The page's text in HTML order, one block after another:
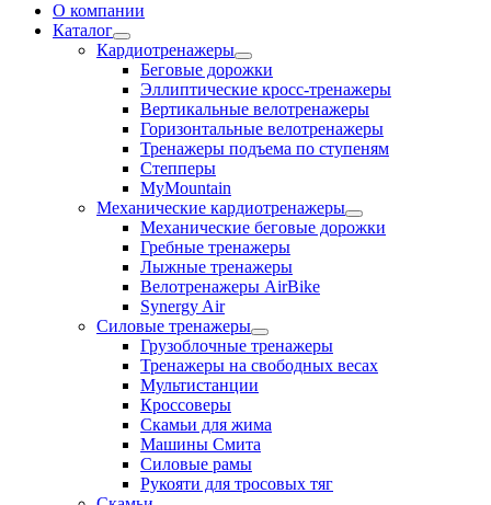
О компании
Каталог
Кардиотренажеры
Беговые дорожки
Эллиптические кросс-тренажеры
Вертикальные велотренажеры
Горизонтальные велотренажеры
Тренажеры подъема по ступеням
Степперы
MyMountain
Механические кардиотренажеры
Механические беговые дорожки
Гребные тренажеры
Лыжные тренажеры
Велотренажеры AirBike
Synergy Air
Силовые тренажеры
Грузоблочные тренажеры
Тренажеры на свободных весах
Мультистанции
Кроссоверы
Скамьи для жима
Машины Смита
Силовые рамы
Рукояти для тросовых тяг